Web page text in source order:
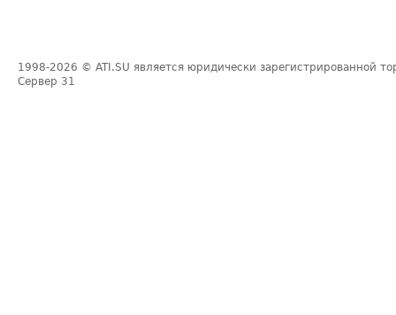
1998-2026 © ATI.SU является юридически зарегистрированной
Сервер 31